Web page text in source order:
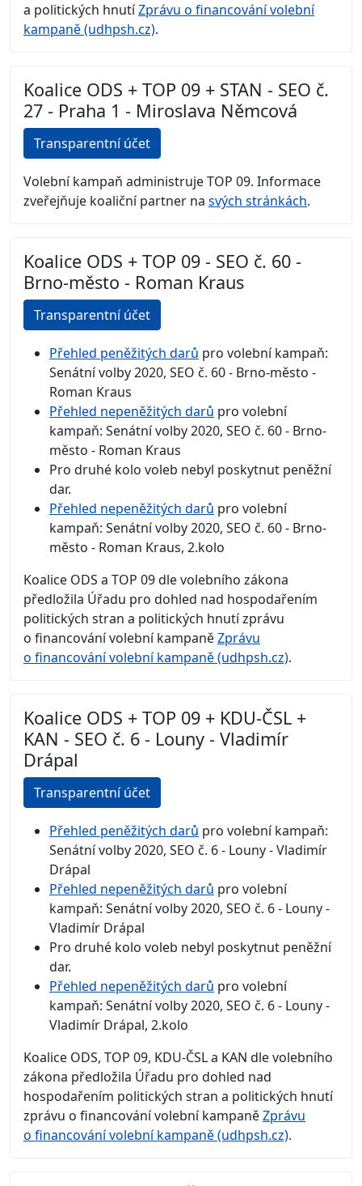
a politických hnutíZprávu o financování volební
kampaně (udhpsh.cz).
Koalice ODS + TOP 09 + STAN - SEO č.
27 - Praha 1 - Miroslava Němcová
Transparentní účet
Volební kampaň administruje TOP 09. Informace
zveřejňuje koaliční partner na svých stránkách.
Koalice ODS + TOP 09 - SEO č. 60 -
Brno-město - Roman Kraus
Transparentní účet
Přehled peněžitých darů pro volební kampaň:
Senátní volby 2020, SEO č. 60 - Brno-město -
Roman Kraus
Přehled nepeněžitých darů pro volební
kampaň: Senátní volby 2020, SEO č. 60 - Brno-
město - Roman Kraus
Pro druhé kolo voleb nebyl poskytnut peněžní
dar.
Přehled nepeněžitých darů pro volební
kampaň: Senátní volby 2020, SEO č. 60 - Brno-
město - Roman Kraus, 2.kolo
Koalice ODS a TOP 09 dle volebního zákona
předložila Úřadu pro dohled nad hospodařením
politických stran a politických hnutí zprávu
o financování volební kampaněZprávu
o financování volební kampaně (udhpsh.cz).
Koalice ODS + TOP 09 + KDU-ČSL +
KAN - SEO č. 6 - Louny - Vladimír
Drápal
Transparentní účet
Přehled peněžitých darů pro volební kampaň:
Senátní volby 2020, SEO č. 6 - Louny - Vladimír
Drápal
Přehled nepeněžitých darů pro volební
kampaň: Senátní volby 2020, SEO č. 6 - Louny -
Vladimír Drápal
Pro druhé kolo voleb nebyl poskytnut peněžní
dar.
Přehled nepeněžitých darů pro volební
kampaň: Senátní volby 2020, SEO č. 6 - Louny -
Vladimír Drápal, 2.kolo
Koalice ODS, TOP 09, KDU-ČSL a KAN dle volebního
zákona předložila Úřadu pro dohled nad
hospodařením politických stran a politických hnutí
zprávu o financování volební kampaněZprávu
o financování volební kampaně (udhpsh.cz).